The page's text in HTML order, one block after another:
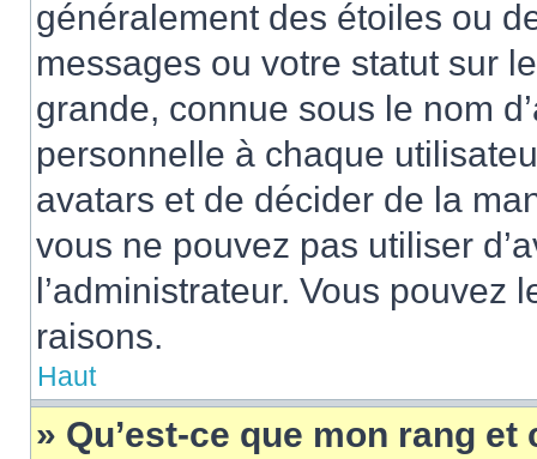
généralement des étoiles ou
messages ou votre statut sur
grande, connue sous le nom
personnelle à chaque
avatars et de décider de la
vous ne pouvez pas utiliser
l’administrateur. Vous pouvez
raisons.
Haut
» Qu’est-ce que mon rang